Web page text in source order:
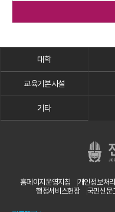
대학
교육기본시설
기타
홈페이지운영지침 개인정보처
행정서비스헌장
국민신문